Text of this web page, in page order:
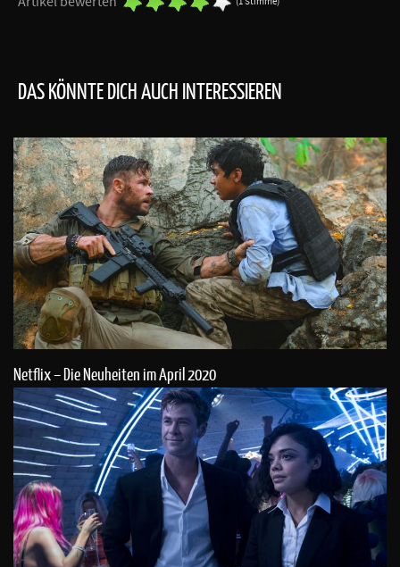
DAS KÖNNTE DICH AUCH INTERESSIEREN
Netflix – Die Neuheiten im April 2020